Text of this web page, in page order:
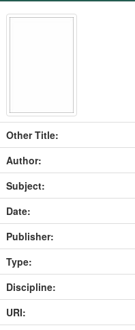
Other Title:
Author:
Subject:
Date:
Publisher:
Type:
Discipline:
URI: